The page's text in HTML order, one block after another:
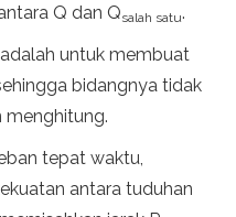
Q dan Qsalah satu.
untuk membuat
bidangnya tidak
menghitung.
tepat waktu,
antara tuduhan